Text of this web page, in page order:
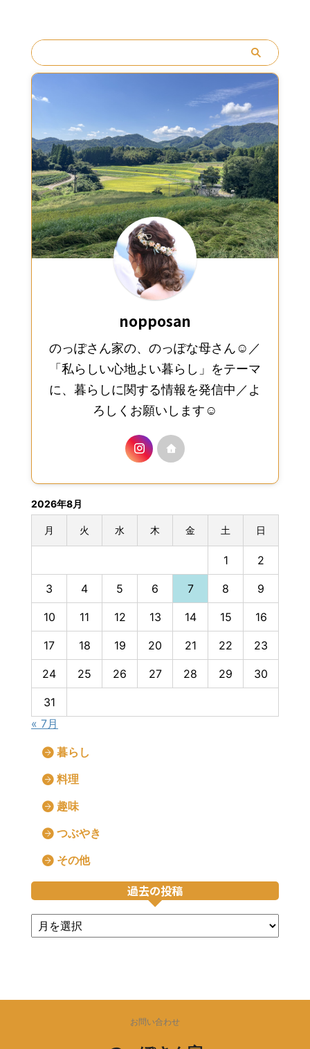
nopposan
のっぽさん家の、のっぽな母さん☺︎／
「私らしい心地よい暮らし」をテーマ
に、暮らしに関する情報を発信中／よ
ろしくお願いします☺︎
2026年8月
月 火 水 木 金 土 日
1 2
3 4 5 6 7 8 9
10 11 12 13 14 15 16
17 18 19 20 21 22 23
24 25 26 27 28 29 30
31
« 7月
暮らし
料理
趣味
つぶやき
その他
過去の投稿
お問い合わせ